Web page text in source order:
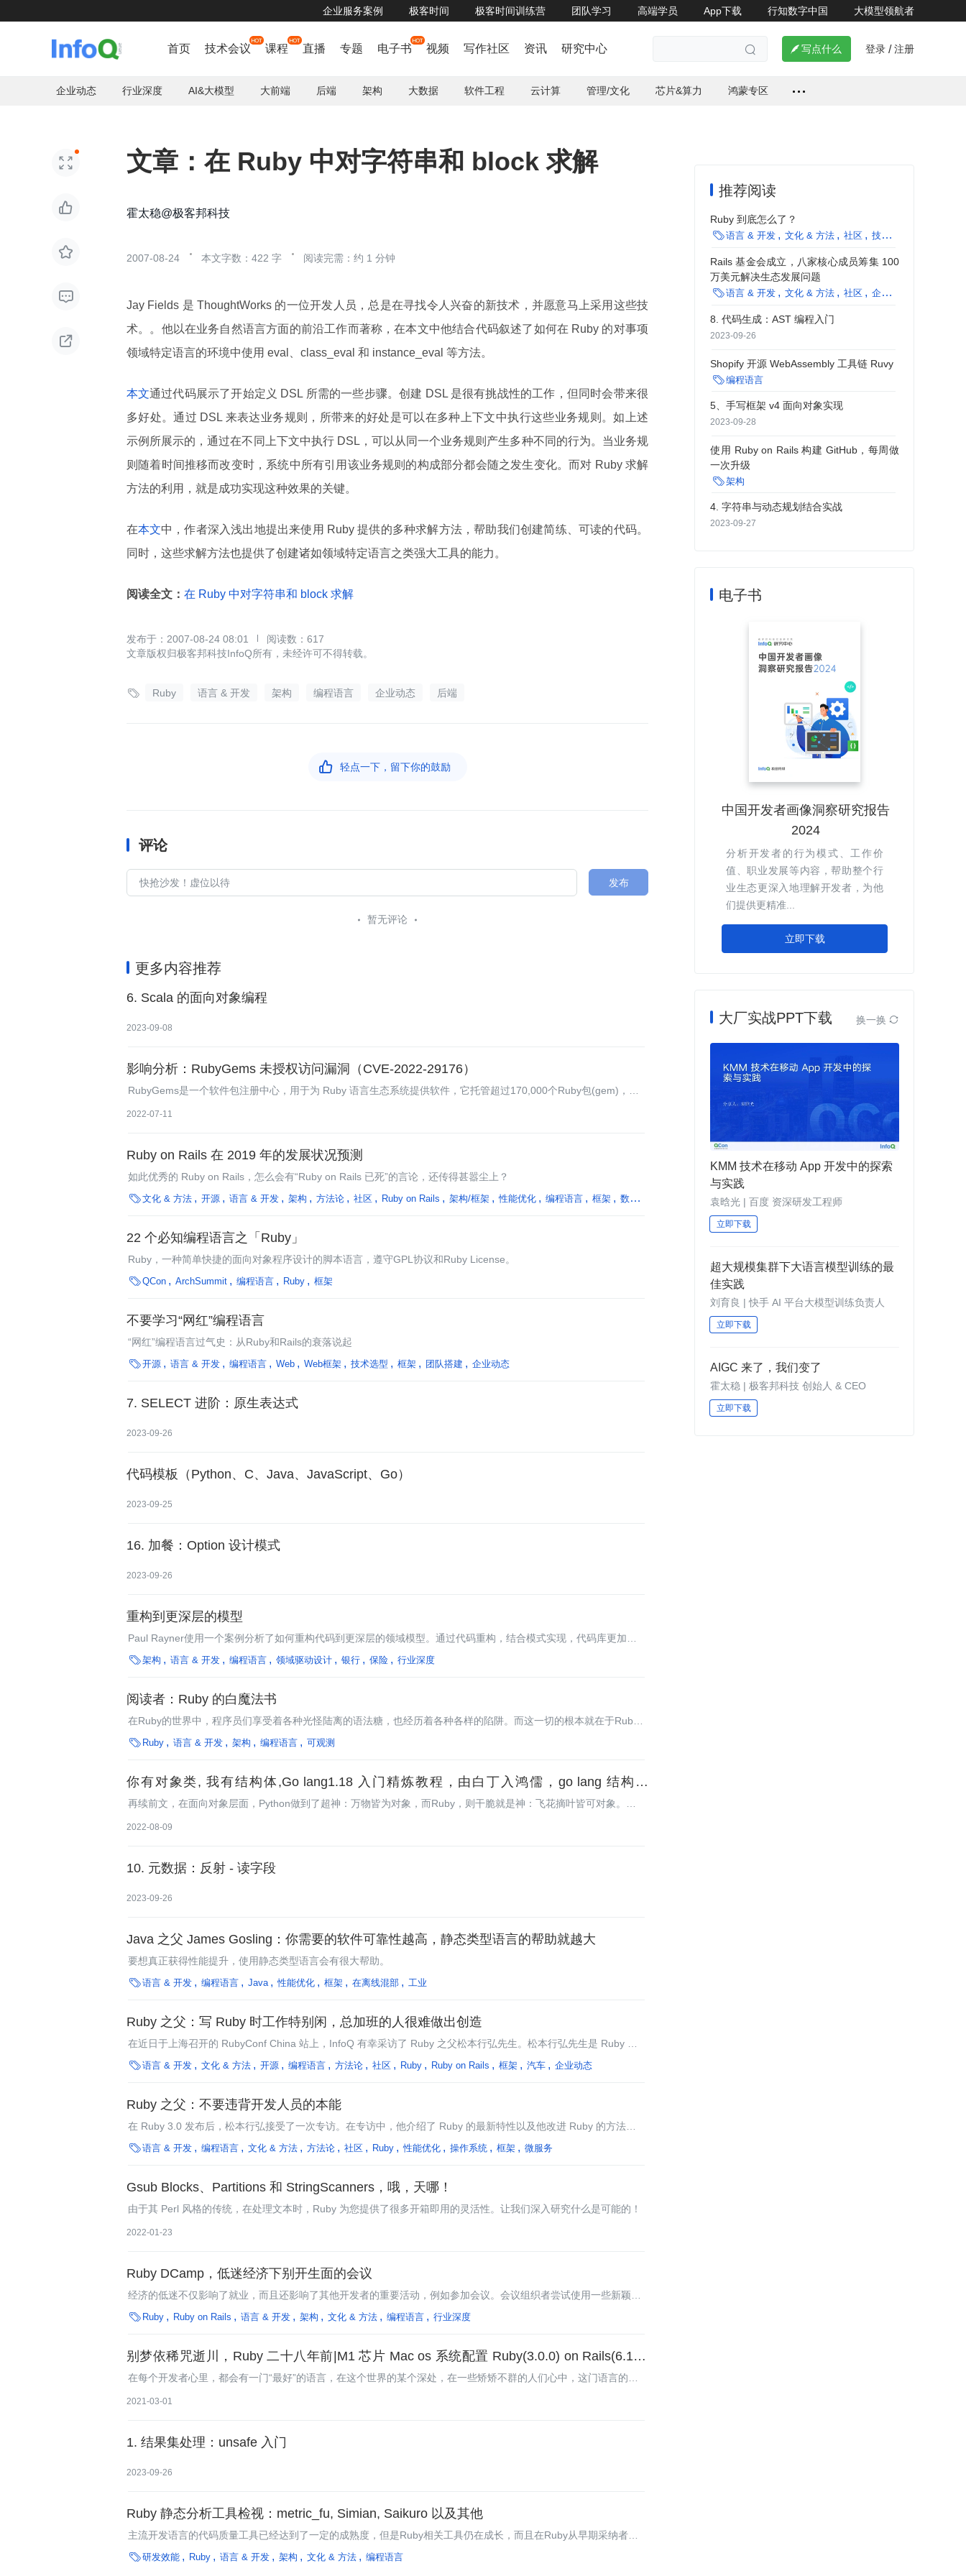
企业服务案例 极客时间 极客时间训练营 团队学习 高端学员 App下载 行知数字中国 大模型领航者
即刻获取 HarmonyOS应用开发者基础/高级认证
首页 技术会议 课程 直播 专题 电子书 视频 写作社区 资讯 研究中心   写点什么 登录 / 注册
企业动态 行业深度 AI&大模型 大前端 后端 架构 大数据 软件工程 云计算 管理/文化 芯片&算力 鸿蒙专区





文章：在 Ruby 中对字符串和 block 求解
霍太稳@极客邦科技
2007-08-24 本文字数：422 字 阅读完需：约 1 分钟
Jay Fields 是 ThoughtWorks 的一位开发人员，总是在寻找令人兴奋的新技术，并愿意马上采用这些技
术。。他以在业务自然语言方面的前沿工作而著称，在本文中他结合代码叙述了如何在 Ruby 的对事项
领域特定语言的环境中使用 eval、class_eval 和 instance_eval 等方法。
本文通过代码展示了开始定义 DSL 所需的一些步骤。创建 DSL 是很有挑战性的工作，但同时会带来很
多好处。通过 DSL 来表达业务规则，所带来的好处是可以在多种上下文中执行这些业务规则。如上述
示例所展示的，通过在不同上下文中执行 DSL，可以从同一个业务规则产生多种不同的行为。当业务规
则随着时间推移而改变时，系统中所有引用该业务规则的构成部分都会随之发生变化。而对 Ruby 求解
方法的利用，就是成功实现这种效果的关键。
在本文中，作者深入浅出地提出来使用 Ruby 提供的多种求解方法，帮助我们创建简练、可读的代码。
同时，这些求解方法也提供了创建诸如领域特定语言之类强大工具的能力。
阅读全文： 在 Ruby 中对字符串和 block 求解
2007-08-24 08:01
617
文章版权归极客邦科技InfoQ所有，未经许可不得转载。
 Ruby 语言 & 开发 架构 编程语言 企业动态 后端
 轻点一下，留下你的鼓励
评论
发布
暂无评论
更多内容推荐
6. Scala 的面向对象编程
2023-09-08
影响分析：RubyGems 未授权访问漏洞（CVE-2022-29176）
RubyGems是一个软件包注册中心，用于为 Ruby 语言生态系统提供软件，它托管超过170,000个Ruby包(gem)，在
2022-07-11
Ruby on Rails 在 2019 年的发展状况预测
如此优秀的 Ruby on Rails，怎么会有“Ruby on Rails 已死”的言论，还传得甚嚣尘上？
文化 & 方法 开源 语言 & 开发 架构 方法论 社区 Ruby on Rails 架构/框架 性能优化 编程语言 框架 数字人才培养 团队搭建 汽车
22 个必知编程语言之「Ruby」
Ruby，一种简单快捷的面向对象程序设计的脚本语言，遵守GPL协议和Ruby License。
QCon ArchSummit 编程语言 Ruby 框架
不要学习“网红”编程语言
“网红”编程语言过气史：从Ruby和Rails的衰落说起
开源 语言 & 开发 编程语言 Web Web框架 技术选型 框架 团队搭建 企业动态
7. SELECT 进阶：原生表达式
2023-09-26
代码模板（Python、C、Java、JavaScript、Go）
2023-09-25
16. 加餐：Option 设计模式
2023-09-26
重构到更深层的模型
Paul Rayner使用一个案例分析了如何重构代码到更深层的领域模型。通过代码重构，结合模式实现，代码库更加粘
合，也更容易推断，将一些常用任务的完成时间从几周或几个月缩短到几小时。
架构 语言 & 开发 编程语言 领域驱动设计 银行 保险 行业深度
阅读者：Ruby 的白魔法书
在Ruby的世界中，程序员们享受着各种光怪陆离的语法糖，也经历着各种各样的陷阱。而这一切的根本就在于Ruby
强大的元编程能力。元编程就像Ruby世界的魔法，当其是白魔法的时候可以帮助你把程序变得异常简洁，美观；而当
其是黑魔法的时候，你将会迷失在一些很难解释的Bug中。
 Ruby 语言 & 开发 架构 编程语言 可观测
你有对象类, 我有结构体,Go lang1.18 入门精炼教程，由白丁入鸿儒，go lang 结构体
(struct) 的使用 EP06
再续前文，在面向对象层面，Python做到了超神：万物皆为对象，而Ruby，则干脆就是神：飞花摘叶皆可对象。二
有继承，取而代之的是结构和组合的方式
2022-08-09
10. 元数据：反射 - 读字段
2023-09-26
Java 之父 James Gosling：你需要的软件可靠性越高，静态类型语言的帮助就越大
要想真正获得性能提升，使用静态类型语言会有很大帮助。
语言 & 开发 编程语言 Java 性能优化 框架 在离线混部 工业
Ruby 之父：写 Ruby 时工作特别闲，总加班的人很难做出创造
在近日于上海召开的 RubyConf China 站上，InfoQ 有幸采访了 Ruby 之父松本行弘先生。松本行弘先生是 Ruby 语
言的设计者，投身编程行业已逾三十年。作为一门编程语言的创造者与推动者，他是怎么看待对于 Ruby 语言的褒奖
与批评？又是怎么看待 Ruby 与 Java 语言的对比？对于日本的 IT 产业现状与 996 的加班问题，他又抱有怎样的看
语言 & 开发 文化 & 方法 开源 编程语言 方法论 社区 Ruby Ruby on Rails 框架 汽车 企业动态
Ruby 之父：不要违背开发人员的本能
在 Ruby 3.0 发布后，松本行弘接受了一次专访。在专访中，他介绍了 Ruby 的最新特性以及他改进 Ruby 的方法，
并分享了他对 Ruby 未来的见解。
语言 & 开发 编程语言 文化 & 方法 方法论 社区 Ruby 性能优化 操作系统 框架 微服务
Gsub Blocks、Partitions 和 StringScanners，哦，天哪！
由于其 Perl 风格的传统，在处理文本时，Ruby 为您提供了很多开箱即用的灵活性。让我们深入研究什么是可能的！
2022-01-23
Ruby DCamp，低迷经济下别开生面的会议
经济的低迷不仅影响了就业，而且还影响了其他开发者的重要活动，例如参加会议。会议组织者尝试使用一些新颖的
办法来吸引参加者。2009年9月18-19日在华盛顿特区举行的Ruby DCamp就是一个很好的例子。
 Ruby Ruby on Rails 语言 & 开发 架构 文化 & 方法 编程语言 行业深度
别梦依稀咒逝川，Ruby 二十八年前|M1 芯片 Mac os 系统配置 Ruby(3.0.0) on Rails(6.1.1)
开发环境 (2021 最新攻略)
在每个开发者心里，都会有一门“最好”的语言，在这个世界的某个深处，在一些矫矫不群的人们心中，这门语言的名
日依然无法高效利用多核资源，甚至于它
2021-03-01
1. 结果集处理：unsafe 入门
2023-09-26
Ruby 静态分析工具检视：metric_fu, Simian, Saikuro 以及其他
主流开发语言的代码质量工具已经达到了一定的成熟度，但是Ruby相关工具仍在成长，而且在Ruby从早期采纳者普
及到早期大众的过程中，这些工具变得愈加重要。InfoQ检视了目前Ruby世界中能够为人们所用的多种代码质量工
具。
研发效能 Ruby 语言 & 开发 架构 文化 & 方法 编程语言
推荐阅读
Ruby 到底怎么了？
语言 & 开发 文化 & 方法 社区 技术选型
Rails 基金会成立，八家核心成员筹集 100
万美元解决生态发展问题
语言 & 开发 文化 & 方法 社区 企业动态
8. 代码生成：AST 编程入门
2023-09-26
Shopify 开源 WebAssembly 工具链 Ruvy
编程语言
5、手写框架 v4 面向对象实现
2023-09-28
使用 Ruby on Rails 构建 GitHub，每周做
一次升级
架构
4. 字符串与动态规划结合实战
2023-09-27
电子书
中国开发者画像洞察研究报告
2024
分析开发者的行为模式、工作价
值、职业发展等内容，帮助整个行
业生态更深入地理解开发者，为他
们提供更精准...
立即下载
大厂实战PPT下载 换一换 
KMM 技术在移动 App 开发中的探索
与实践
袁晗光 | 百度 资深研发工程师
立即下载
超大规模集群下大语言模型训练的最
佳实践
刘育良 | 快手 AI 平台大模型训练负责人
立即下载
AIGC 来了，我们变了
霍太稳 | 极客邦科技 创始人 & CEO
立即下载